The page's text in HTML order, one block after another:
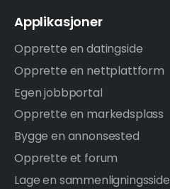
Applikasjoner
Opprette en datingside
Opprette en nettplattform
Egen jobbportal
Opprette en markedsplass
Bygge en annonsested
Opprette et forum
Lage en sammenligningsside